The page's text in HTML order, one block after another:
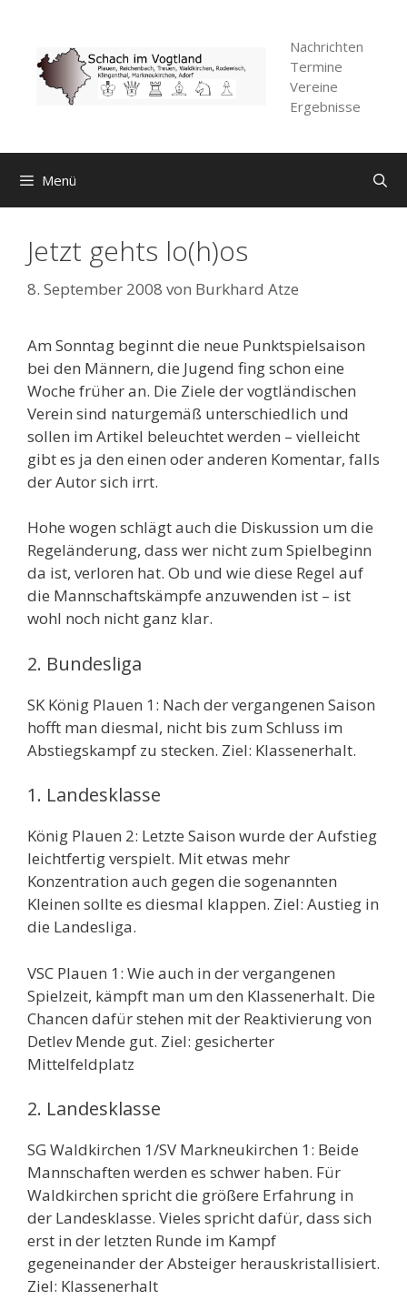
springen
Nachrichten
Termine
Vereine
Ergebnisse
Menü
Jetzt gehts lo(h)os
8. September 2008 von Burkhard Atze
Am Sonntag beginnt die neue Punktspielsaison
bei den Männern, die Jugend fing schon eine
Woche früher an. Die Ziele der vogtländischen
Verein sind naturgemäß unterschiedlich und
sollen im Artikel beleuchtet werden – vielleicht
gibt es ja den einen oder anderen Komentar, falls
der Autor sich irrt.
Hohe wogen schlägt auch die Diskussion um die
Regeländerung, dass wer nicht zum Spielbeginn
da ist, verloren hat. Ob und wie diese Regel auf
die Mannschaftskämpfe anzuwenden ist – ist
wohl noch nicht ganz klar.
2. Bundesliga
SK König Plauen 1: Nach der vergangenen Saison
hofft man diesmal, nicht bis zum Schluss im
Abstiegskampf zu stecken. Ziel: Klassenerhalt.
1. Landesklasse
König Plauen 2: Letzte Saison wurde der Aufstieg
leichtfertig verspielt. Mit etwas mehr
Konzentration auch gegen die sogenannten
Kleinen sollte es diesmal klappen. Ziel: Austieg in
die Landesliga.
VSC Plauen 1: Wie auch in der vergangenen
Spielzeit, kämpft man um den Klassenerhalt. Die
Chancen dafür stehen mit der Reaktivierung von
Detlev Mende gut. Ziel: gesicherter
Mittelfeldplatz
2. Landesklasse
SG Waldkirchen 1/SV Markneukirchen 1: Beide
Mannschaften werden es schwer haben. Für
Waldkirchen spricht die größere Erfahrung in
der Landesklasse. Vieles spricht dafür, dass sich
erst in der letzten Runde im Kampf
gegeneinander der Absteiger herauskristallisiert.
Ziel: Klassenerhalt